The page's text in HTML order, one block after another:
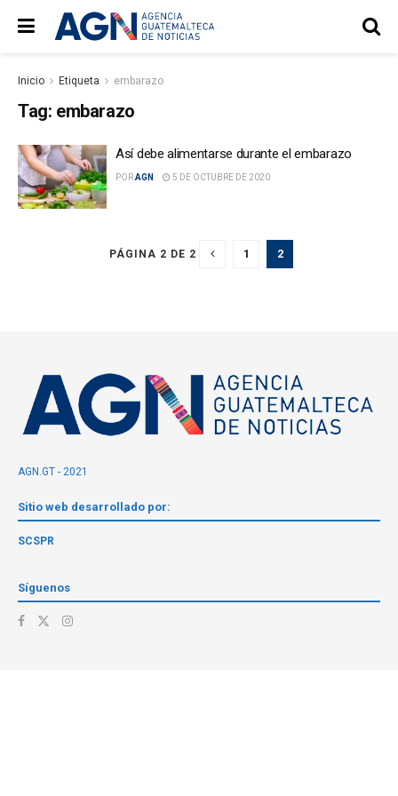
Inicio Etiqueta embarazo
Tag: embarazo
Así debe alimentarse durante el embarazo
PORAGN 5 DE OCTUBRE DE 2020
PÁGINA 2 DE 2 1 2
AGN.GT - 2021
Sitio web desarrollado por:
SCSPR
Síguenos